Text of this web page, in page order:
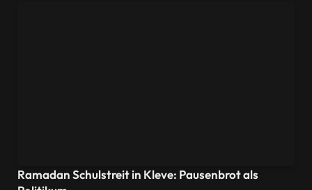
Ramadan Schulstreit in Kleve: Pausenbrot als